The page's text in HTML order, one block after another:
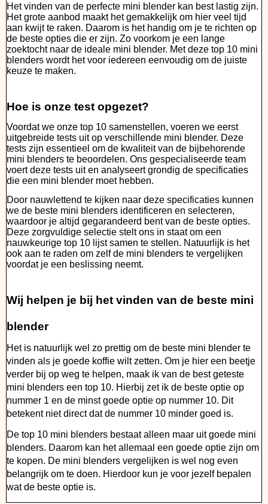
Het vinden van de perfecte mini blender kan best lastig zijn.
Het grote aanbod maakt het gemakkelijk om hier veel tijd
aan kwijt te raken. Daarom is het handig om je te richten op
de beste opties die er zijn. Zo voorkom je een lange
zoektocht naar de ideale mini blender. Met deze top 10 mini
blenders wordt het voor iedereen eenvoudig om de juiste
keuze te maken.
Hoe is onze test opgezet?
Voordat we onze top 10 samenstellen, voeren we eerst
uitgebreide tests uit op verschillende mini blender. Deze
tests zijn essentieel om de kwaliteit van de bijbehorende
mini blenders te beoordelen. Ons gespecialiseerde team
voert deze tests uit en analyseert grondig de specificaties
die een mini blender moet hebben.
Door nauwlettend te kijken naar deze specificaties kunnen
we de beste mini blenders identificeren en selecteren,
waardoor je altijd gegarandeerd bent van de beste opties.
Deze zorgvuldige selectie stelt ons in staat om een
nauwkeurige top 10 lijst samen te stellen. Natuurlijk is het
ook aan te raden om zelf de mini blenders te vergelijken
voordat je een beslissing neemt.
Wij helpen je bij het vinden van de beste mini
blender
Het is natuurlijk wel zo prettig om de beste mini blender te
vinden als je goede koffie wilt zetten. Om je hier een beetje
verder bij op weg te helpen, maak ik van de best geteste
mini blenders een top 10. Hierbij zet ik de beste optie op
nummer 1 en de minst goede optie op nummer 10. Dit
betekent niet direct dat de nummer 10 minder goed is.
De top 10 mini blenders bestaat alleen maar uit goede mini
blenders. Daarom kan het allemaal een goede optie zijn om
te kopen. De mini blenders vergelijken is wel nog even
belangrijk om te doen. Hierdoor kun je voor jezelf bepalen
wat de beste optie is.